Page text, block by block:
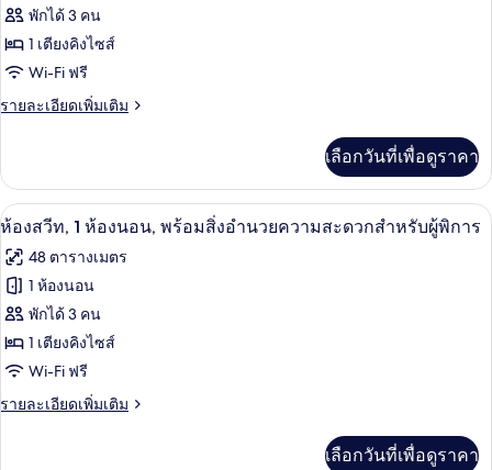
ควีน
ไซส์
เตียง
ของ
ห้อง
สวีท,
1
พักได้ 3 คน
1 เตียงคิงไซส์
Wi-Fi ฟรี
รายละเอียดเพิ่มเติม
ราย
เกี่ยว
กับ
ห้อง
ท,
นอน
เลือกวันที่เพื่อดูราคา
เปิด
ภาพถ่าย
ทั้งหมด
ของ
ห้อง
สวีท,
1
เครื่องนอนระดับพรีเมียม, ผ้านวมขนเ
21
ห้องสวีท, 1 ห้องนอน, พร้อมสิ่งอำนวยความสะดวกสำหรับผู้พิการ
48 ตารางเมตร
1 ห้องนอน
พักได้ 3 คน
1 เตียงคิงไซส์
Wi-Fi ฟรี
รายละเอียดเพิ่มเติม
ราย
เลือกวันที่เพื่อดูราคา